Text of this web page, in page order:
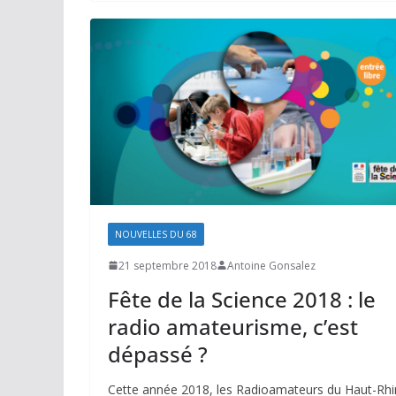
NOUVELLES DU 68
21 septembre 2018 Antoine Gonsalez
Fête de la Science 2018 : le
radio amateurisme, c’est
dépassé ?
Cette année 2018, les Radioamateurs du Haut-